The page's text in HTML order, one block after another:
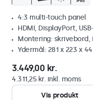
4:3 multi-touch panel
HDMI, DisplayPort,
Montering:
Ydermål: 281 x 223 x
3.449,00 kr.
4.311,25 kr. inkl. moms
Vis produkt